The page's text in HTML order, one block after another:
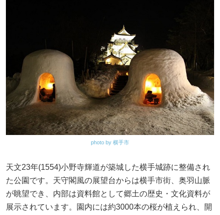
photo by 横手市
天文23年(1554)小野寺輝道が築城した横手城跡に整備され
た公園です。天守閣風の展望台からは横手市街、奥羽山脈
が眺望でき、内部は資料館として郷土の歴史・文化資料が
展示されています。園内には約3000本の桜が植えられ、開